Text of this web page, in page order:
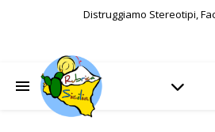
Distruggiamo Stereotipi,